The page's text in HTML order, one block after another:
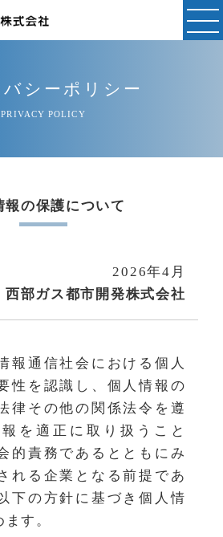
シーポリシー
PRIVACY POLICY
報の保護について
2026年4月
西部ガス都市開発株式会社
報通信社会における個人
性を認識し、個人情報の
律その他の関係法令を遵
を適正に取り扱うこと
的責務であるとともにみ
れる企業となる前提であ
下の方針に基づき個人情
す。